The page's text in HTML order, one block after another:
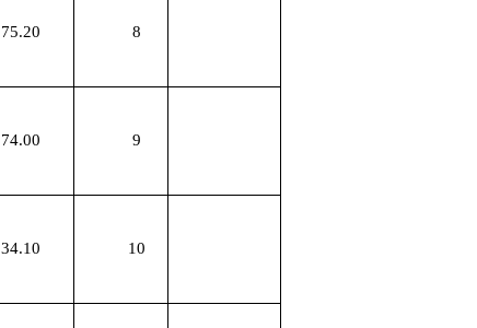
75.20 8
74.00 9
34.10 10